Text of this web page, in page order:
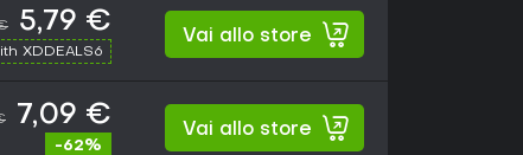
5,79 €
XDDEALS6
Vai allo store
7,09 €
-62%
Vai allo store